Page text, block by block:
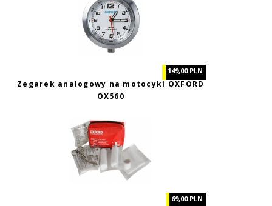
149,00 PLN
Zegarek analogowy na motocykl OXFORD
OX560
69,00 PLN